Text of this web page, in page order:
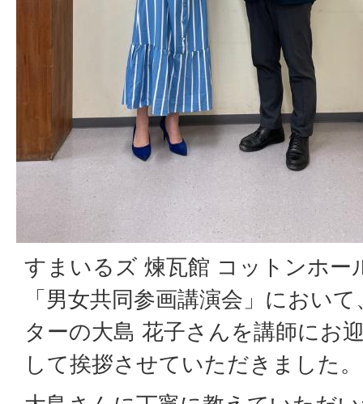
すまいるズ 煉瓦館 コットンホー
「男女共同参画講演会」におい
ターの大島 花子さんを講師にお
して挨拶させていただきました。